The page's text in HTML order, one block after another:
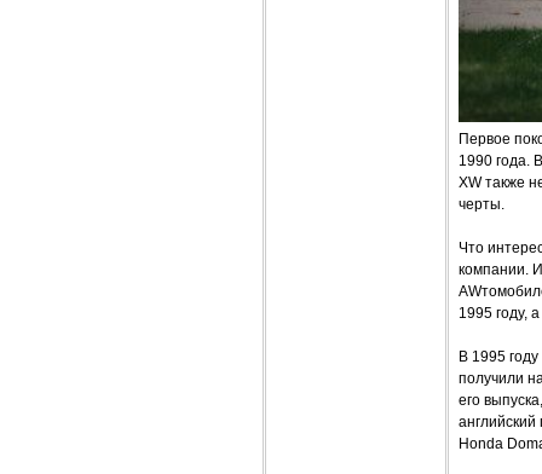
Первое
1990 года.
XW также
черты.
Что
компании.
1995 году,
В 1995
получили
его
Honda